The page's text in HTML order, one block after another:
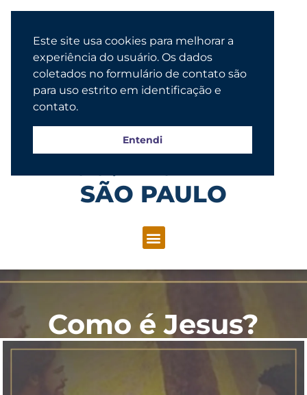
SÃO PAULO
Como é Jesus?
Este site usa cookies para melhorar a
experiência do usuário. Os dados
coletados no formulário de contato são
para uso estrito em identificação e
contato.
Entendi